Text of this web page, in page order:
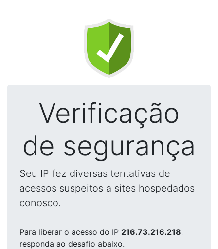
Verificação
de segurança
Seu IP fez diversas tentativas de
acessos suspeitos a sites hospedados
conosco.
Para liberar o acesso do IP 216.73.216.218,
responda ao desafio abaixo.